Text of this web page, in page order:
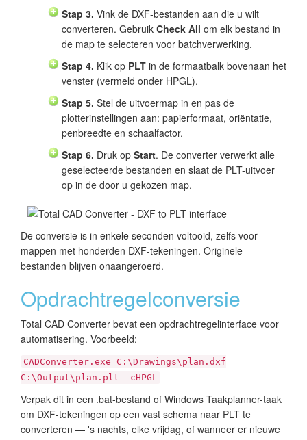
Stap 3. Vink de DXF-bestanden aan die u wilt
converteren. Gebruik Check All om elk bestand in
de map te selecteren voor batchverwerking.
Stap 4. Klik op PLT in de formaatbalk bovenaan het
venster (vermeld onder HPGL).
Stap 5. Stel de uitvoermap in en pas de
plotterinstellingen aan: papierformaat, oriëntatie,
penbreedte en schaalfactor.
Stap 6. Druk op Start. De converter verwerkt alle
geselecteerde bestanden en slaat de PLT-uitvoer
op in de door u gekozen map.
De conversie is in enkele seconden voltooid, zelfs voor
mappen met honderden DXF-tekeningen. Originele
bestanden blijven onaangeroerd.
Opdrachtregelconversie
Total CAD Converter bevat een opdrachtregelinterface voor
automatisering. Voorbeeld:
CADConverter.exe C:\Drawings\plan.dxf
C:\Output\plan.plt -cHPGL
Verpak dit in een .bat-bestand of Windows Taakplanner-taak
om DXF-tekeningen op een vast schema naar PLT te
converteren — 's nachts, elke vrijdag, of wanneer er nieuwe